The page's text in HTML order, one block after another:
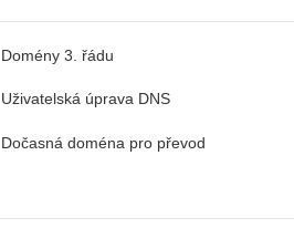
Domény 3. řádu
Uživatelská úprava DNS
Dočasná doména pro převod